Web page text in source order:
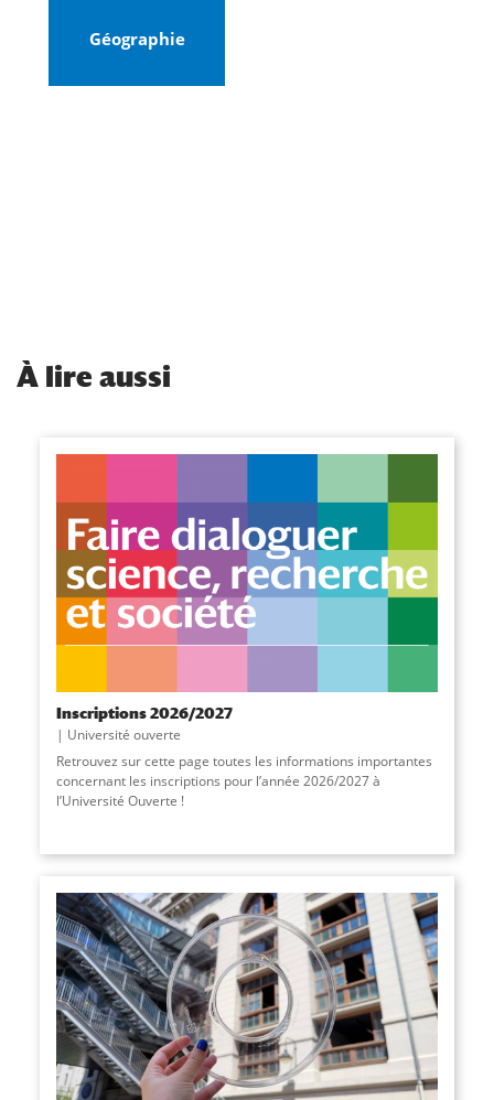
Géographie
À lire aussi
Inscriptions 2026/2027
Université ouverte
Retrouvez sur cette page toutes les informations importantes
concernant les inscriptions pour l’année 2026/2027 à
l’Université Ouverte !